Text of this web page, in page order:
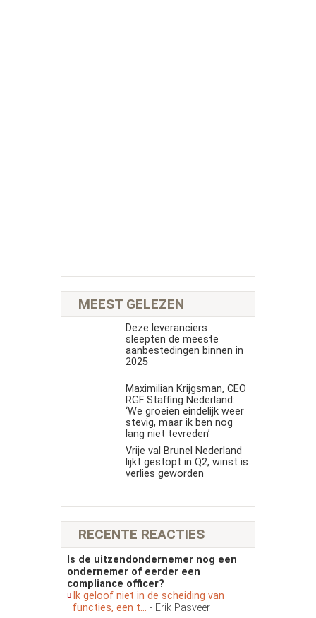
MEEST GELEZEN
Deze leveranciers
sleepten de meeste
aanbestedingen binnen in
2025
Maximilian Krijgsman, CEO
RGF Staffing Nederland:
‘We groeien eindelijk weer
stevig, maar ik ben nog
lang niet tevreden’
Vrije val Brunel Nederland
lijkt gestopt in Q2, winst is
verlies geworden
RECENTE REACTIES
Is de uitzendondernemer nog een
ondernemer of eerder een
compliance officer?
Ik geloof niet in de scheiding van
functies, een t... - Erik Pasveer